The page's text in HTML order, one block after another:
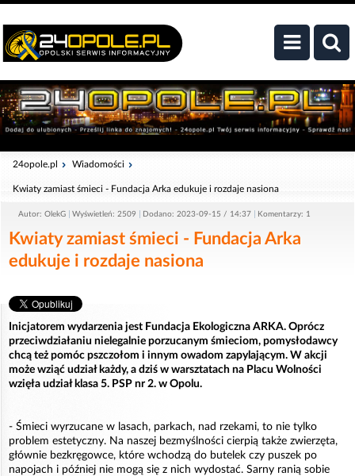
24opole.pl Wiadomości
Kwiaty zamiast śmieci - Fundacja Arka edukuje i rozdaje nasiona
Autor: OlekG Wyświetleń: 2509 Dodano: 2023-09-15 / 14:37 Komentarzy: 1
Kwiaty zamiast śmieci - Fundacja Arka
edukuje i rozdaje nasiona
Inicjatorem wydarzenia jest Fundacja Ekologiczna ARKA. Oprócz
przeciwdziałaniu nielegalnie porzucanym śmieciom, pomysłodawcy
chcą też pomóc pszczołom i innym owadom zapylającym. W akcji
może wziąć udział każdy, a dziś w warsztatach na Placu Wolności
wzięła udział klasa 5. PSP nr 2. w Opolu.
- Śmieci wyrzucane w lasach, parkach, nad rzekami, to nie tylko
problem estetyczny. Na naszej bezmyślności cierpią także zwierzęta,
głównie bezkręgowce, które wchodzą do butelek czy puszek po
napojach i później nie mogą się z nich wydostać. Sarny ranią sobie